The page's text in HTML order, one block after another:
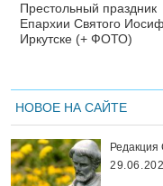
Престольный праздник
Епархии Святого
Иркутске (+ ФОТО)
НОВОЕ НА САЙТЕ
Редакция